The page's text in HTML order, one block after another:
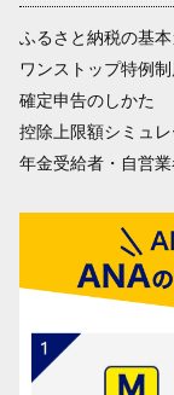
ふるさと納税の基本
ワンストップ特例
確定申告のしかた
控除上限額シミュ
年金受給者・自営